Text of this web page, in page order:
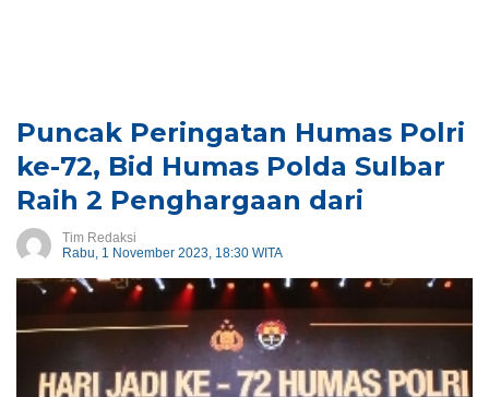
Puncak Peringatan Humas Polri
ke-72, Bid Humas Polda Sulbar
Raih 2 Penghargaan dari
Tim Redaksi
Rabu, 1 November 2023, 18:30 WITA